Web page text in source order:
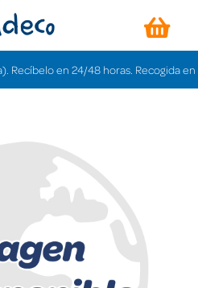
en 24/48 horas. Recogida en